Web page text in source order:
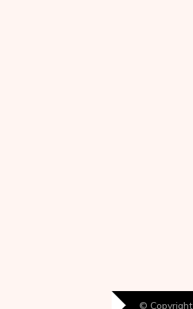
© Copyright